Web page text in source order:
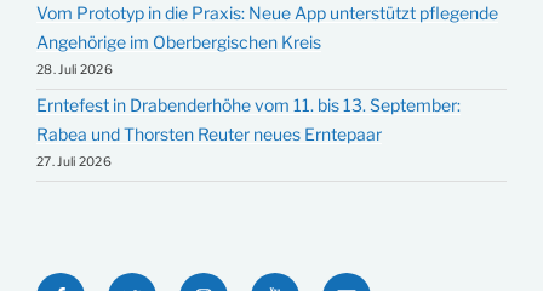
Vom Prototyp in die Praxis: Neue App unterstützt pflegende
Angehörige im Oberbergischen Kreis
28. Juli 2026
Erntefest in Drabenderhöhe vom 11. bis 13. September:
Rabea und Thorsten Reuter neues Erntepaar
27. Juli 2026